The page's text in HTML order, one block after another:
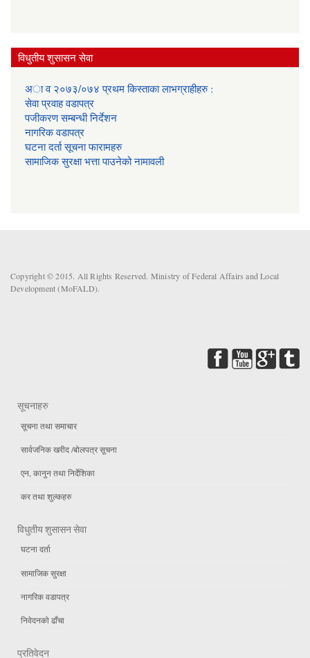
विधुतीय शुसासन सेवा
अा व २०७३/०७४ प्रथम किस्ताका लाभग्राहीहरु :
सेवा प्रवाह वडापत्र
प‌जीकरण सम्बन्धी निर्देशन
नागरिक वडापत्र
घटना दर्ता सूचना फारामहरु
सामाजिक सुरक्षा भत्ता पाउनेको नामावली
Copyright © 2015. All Rights Reserved. Ministry of Federal Affairs and Local
Development (MoFALD).
सूचनाहरु
सूचना तथा समाचार
सार्वजनिक खरीद /बोलपत्र सूचना
एन, कानुन तथा निर्देशिका
कर तथा शुल्कहरु
विधुतीय शुसासन सेवा
घटना दर्ता
सामाजिक सुरक्षा
नागरिक वडापत्र
निवेदनको ढाँचा
प्रतिवेदन